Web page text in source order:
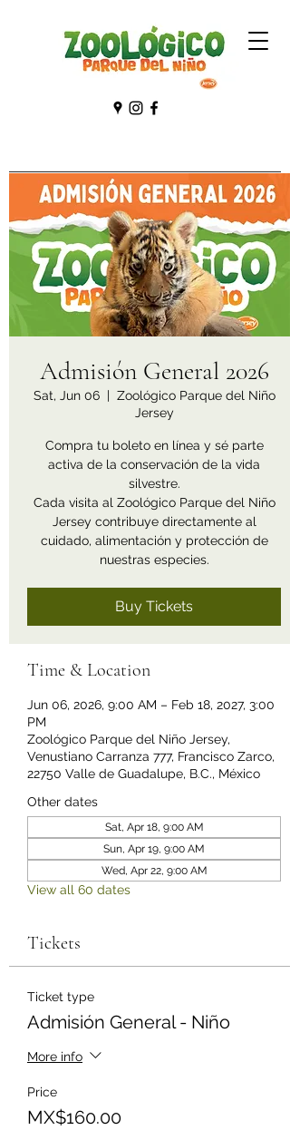
Admisión General 2026
Sat, Jun 06
  |
Zoológico Parque del Niño
Jersey
Compra tu boleto en línea y sé parte
activa de la conservación de la vida
silvestre.
Cada visita al Zoológico Parque del Niño
Jersey contribuye directamente al
cuidado, alimentación y protección de
nuestras especies.
Buy Tickets
Time & Location
Jun 06, 2026, 9:00 AM – Feb 18, 2027, 3:00
PM
Zoológico Parque del Niño Jersey,
Venustiano Carranza 777, Francisco Zarco,
22750 Valle de Guadalupe, B.C., México
Other dates
Sat, Apr 18, 9:00 AM
Sun, Apr 19, 9:00 AM
Wed, Apr 22, 9:00 AM
View all 60 dates
Tickets
Ticket type
Admisión General - Niño
More info
Price
MX$160.00